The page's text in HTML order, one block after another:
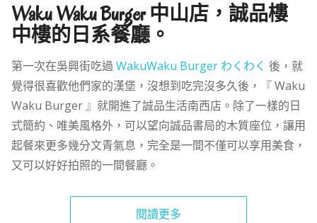
Waku Waku Burger 中山店，誠品樓
中樓的日系餐廳。
第一次在吳興街吃過 WakuWaku Burger わくわく 後，就
覺得很喜歡他們家的漢堡，沒想到吃完沒多久後，『 Waku
Waku Burger 』就開進了誠品生活南西店。除了一樣的日
式簡約、唯美風格外，可以望向誠品書局的木質座位，讓用
起餐來更多幾分文青氣息，完全是一間不僅可以享用美食，
又可以好好拍照的一間餐廳。
閱讀更多